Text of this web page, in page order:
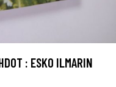
: ESKO ILMARIN